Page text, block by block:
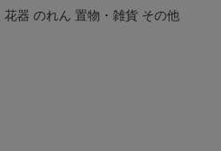
花器 のれん 置物・雑貨 その他在庫な